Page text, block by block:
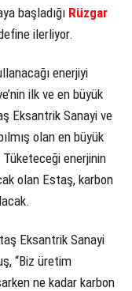
başladığı Rüzgar
ilerliyor.
enerjiyi
ilk ve en büyük
Eksantrik Sanayi ve
olan en büyük
Tüketeceği enerjinin
olan Estaş, karbon
Eksantrik Sanayi
“Biz üretim
ne kadar karbon